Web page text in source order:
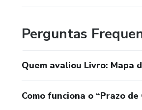
Perguntas
Quem avaliou Livro: Mapa
Como funciona o “Prazo